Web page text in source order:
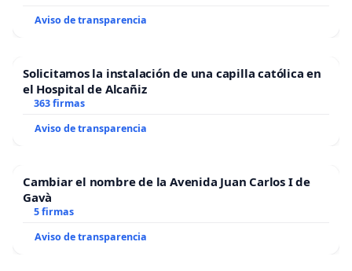
Aviso de transparencia
Solicitamos la instalación de una capilla católica en
el Hospital de Alcañiz
363 firmas
Aviso de transparencia
Cambiar el nombre de la Avenida Juan Carlos I de
Gavà
5 firmas
Aviso de transparencia